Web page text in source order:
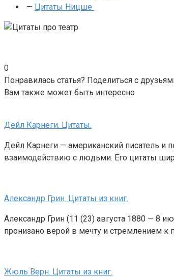
— Цитаты Ницше
0
Понравилась статья? Поделиться с
Вам также может быть интересно
Дейл Карнеги. Цитаты.
Дейл Карнеги — американский писатель и
взаимодействию с людьми. Его цитаты
Александр Грин. Цитаты из книг.
Александр Грин (11 (23) августа 1880 — 8
пронизано верой в мечту и стремлением к
Жюль Верн. Цитаты из книг.